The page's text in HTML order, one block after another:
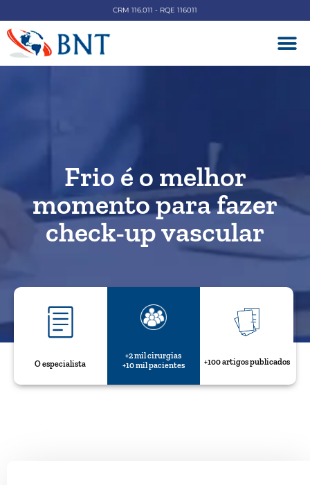
CRM 116.011 - RQE 116011
Frio é o melhor
momento para fazer
check-up vascular
O especialista
+2 mil cirurgias
+10 mil pacientes
+100 artigos publicados